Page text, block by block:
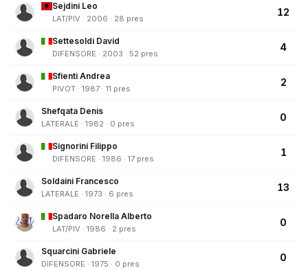
Sejdini Leo
LAT/PIV · 2006 · 28 pres
12
Settesoldi David
DIFENSORE · 2003 · 52 pres
4
Sfienti Andrea
PIVOT · 1987 · 11 pres
2
Shefqata Denis
LATERALE · 1982 · 0 pres
0
Signorini Filippo
DIFENSORE · 1986 · 17 pres
1
Soldaini Francesco
LATERALE · 1973 · 6 pres
13
Spadaro Norella Alberto
LAT/PIV · 1986 · 2 pres
0
Squarcini Gabriele
DIFENSORE · 1975 · 0 pres
0